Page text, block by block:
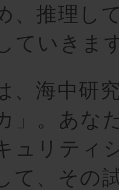
、推理し
ていきま
、海中研
」。あな
ュリティ
て、その